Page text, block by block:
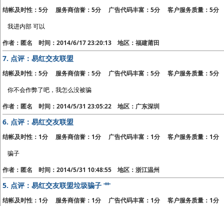
结帐及时性：5分 服务商信誉：5分 广告代码丰富：5分 客户服务质量：5分
我进内部 可以
作者：匿名 时间：2014/6/17 23:20:13 地区：福建莆田
7. 点评：易红交友联盟
结帐及时性：5分 服务商信誉：5分 广告代码丰富：5分 客户服务质量：5分
你不会作弊了吧，我怎么没被骗
作者：匿名 时间：2014/5/31 23:05:22 地区：广东深圳
6. 点评：易红交友联盟
结帐及时性：1分 服务商信誉：1分 广告代码丰富：1分 客户服务质量：1分
骗子
作者：匿名 时间：2014/5/31 10:48:55 地区：浙江温州
5. 点评：易红交友联盟垃圾骗子 艹
结帐及时性：1分 服务商信誉：1分 广告代码丰富：1分 客户服务质量：1分